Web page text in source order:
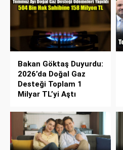
Bakan Göktaş Duyurdu:
2026’da Doğal Gaz
Desteği Toplam 1
Milyar TL’yi Aştı